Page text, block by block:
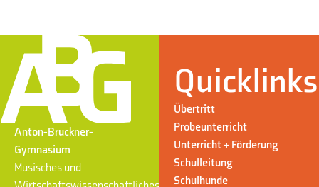
Anton-Bruckner-
Gymnasium
Musisches und
Quicklinks
Übertritt
Probeunterricht
Unterricht + Förderung
Schulleitung
Schulhunde